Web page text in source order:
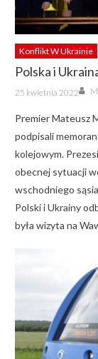
Konflikt W Ukrainie
Polska i
Posted
on
25 kwietnia 2022
Premier Mateusz
podpisali
kolejowym.
obecnej sytuacji
wschodniego
Polski i Ukrainy
była wizyta na